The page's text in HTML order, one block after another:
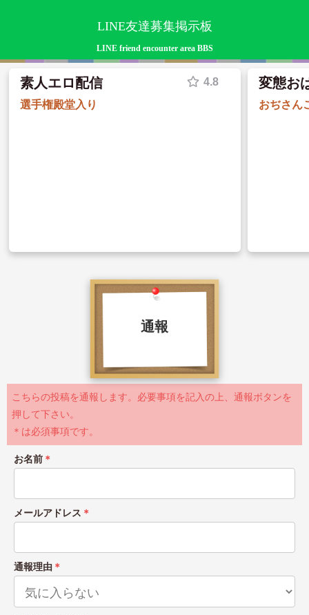
LINE友達募集掲示板
LINE friend encounter area BBS
素人エロ配信 変態お
通報
こちらの投稿を通報します。必要事項を記入の上、通報ボタンを
押して下さい。
＊は必須事項です。
お名前 ＊
メールアドレス ＊
通報理由 ＊